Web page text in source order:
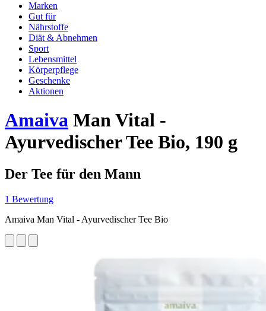
Marken
Gut für
Nährstoffe
Diät & Abnehmen
Sport
Lebensmittel
Körperpflege
Geschenke
Aktionen
Amaiva Man Vital -
Ayurvedischer Tee Bio, 190 g
Der Tee für den Mann
1 Bewertung
Amaiva Man Vital - Ayurvedischer Tee Bio